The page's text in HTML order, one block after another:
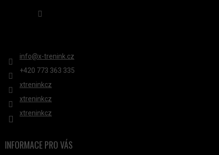
info@x-trenink.cz
+420 ‭773 363 335
xtreninkcz
xtreninkcz
xtreninkcz
INFORMACE PRO VÁS